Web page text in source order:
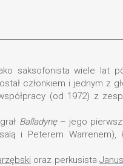
saksofonista wiele lat
członkiem i jednym z
(od 1972) z
Balladynę– jego
i Peterem Warrenem),
oraz perkusista